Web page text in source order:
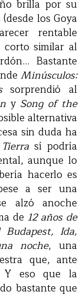
brilla por su
los Goya
rentable
corto similar al
Bastante
Minúsculos:
sorprendió al
y Song of the
alternativa
sin duda ha
sí podría
aunque lo
hacerlo es
a ser una
alzó anoche
de 12 años de
Ida,
noche, una
que, ante
Y eso que la
bastante que